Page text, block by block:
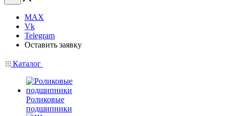
MAX
Vk
Telegram
Оставить заявку
Каталог
Роликовые
подшипники